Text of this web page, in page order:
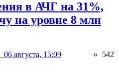
в АЧГ на 31%,
на уровне 8 млн
06 августа, 15:09 542